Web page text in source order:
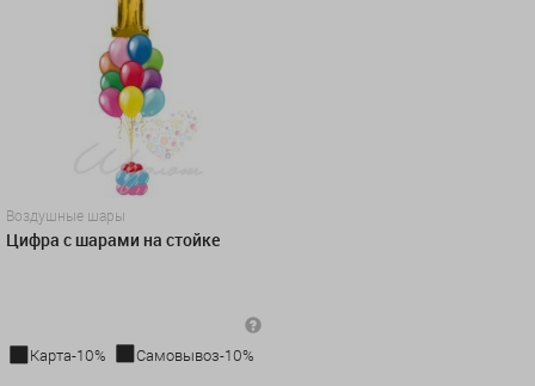
Воздушные шары
Цифра с шарами на стойке
Карта-10%
Самовывоз-10%